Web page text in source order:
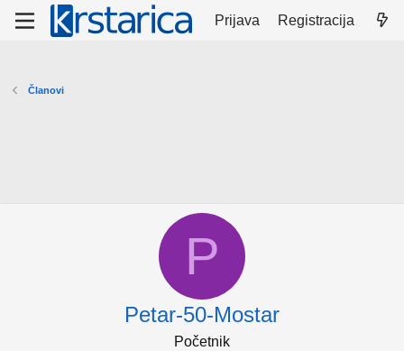
Prijava Registracija
Članovi
P
Petar-50-Mostar
Početnik